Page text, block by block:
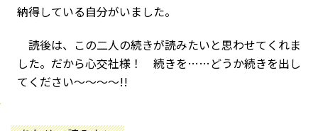
納得している自分がいました。
読後は、この二人の続きが読みたいと思わせてくれま
した。だから心交社様！ 続きを……どうか続きを出し
てください～～～～!!